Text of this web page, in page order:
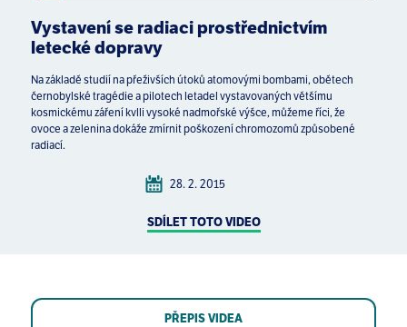
Vystavení se radiaci prostřednictvím
letecké dopravy
Na základě studií na přeživších útoků atomovými bombami, obětech
černobylské tragédie a pilotech letadel vystavovaných většímu
kosmickému záření kvlli vysoké nadmořské výšce, můžeme říci, že
ovoce a zelenina dokáže zmírnit poškození chromozomů způsobené
radiací.
28. 2. 2015
SDÍLET TOTO VIDEO
PŘEPIS VIDEA